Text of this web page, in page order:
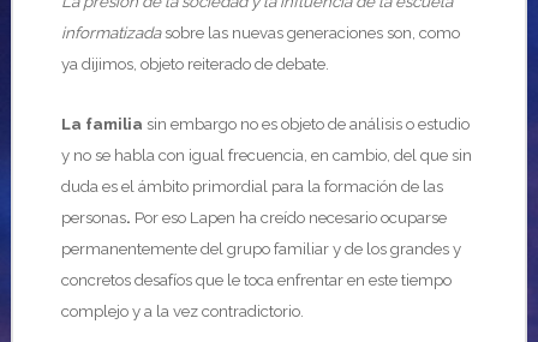
informatizadasobre las nuevas generaciones son, como
ya dijimos, objeto reiterado de debate.
La familia sin embargo no es objeto de análisis o estudio
y no se habla con igual frecuencia, en cambio, del que sin
duda es el ámbito primordial para la formación de las
personas. Por eso Lapen ha creído necesario ocuparse
permanentemente del grupo familiar y de los grandes y
concretos desafíos que le toca enfrentar en este tiempo
complejo y a la vez contradictorio.